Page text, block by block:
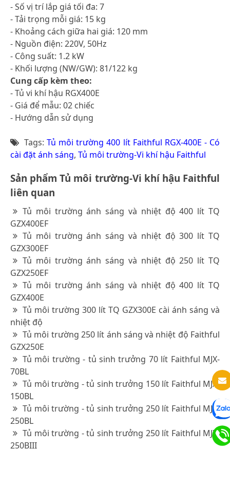
- Số vị trí lắp giá tối đa: 7
- Tải trọng mỗi giá: 15 kg
- Khoảng cách giữa hai giá: 120 mm
- Nguồn điện: 220V, 50Hz
- Công suất: 1.2 kW
- Khối lượng (NW/GW): 81/122 kg
Cung cấp kèm theo:
- Tủ vi khí hậu RGX400E
- Giá để mẫu: 02 chiếc
- Hướng dẫn sử dụng
Tags: Tủ môi trường 400 lít Faithful RGX-400E - Có
cài đặt ánh sáng, Tủ môi trường-Vi khí hậu Faithful
Sản phẩm Tủ môi trường-Vi khí hậu Faithful
liên quan
Tủ môi trường ánh sáng và nhiệt độ 400 lít TQ
GZX400EF
Tủ môi trường ánh sáng và nhiệt độ 300 lít TQ
GZX300EF
Tủ môi trường ánh sáng và nhiệt độ 250 lít TQ
GZX250EF
Tủ môi trường ánh sáng và nhiệt độ 400 lít TQ
GZX400E
Tủ môi trường 300 lít TQ GZX300E cài ánh sáng và
nhiệt độ
Tủ môi trường 250 lít ánh sáng và nhiệt độ Faithful
GZX250E
Tủ môi trường - tủ sinh trưởng 70 lít Faithful MJX-
70BL
Tủ môi trường - tủ sinh trưởng 150 lít Faithful MJX-
150BL
Tủ môi trường - tủ sinh trưởng 250 lít Faithful MJX-
250BL
Tủ môi trường - tủ sinh trưởng 250 lít Faithful MJX-
250BIII